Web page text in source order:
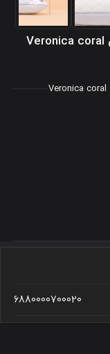
بالش کورال سافت ورونیکا مدل مرجانی Veronica coral
6880000700020